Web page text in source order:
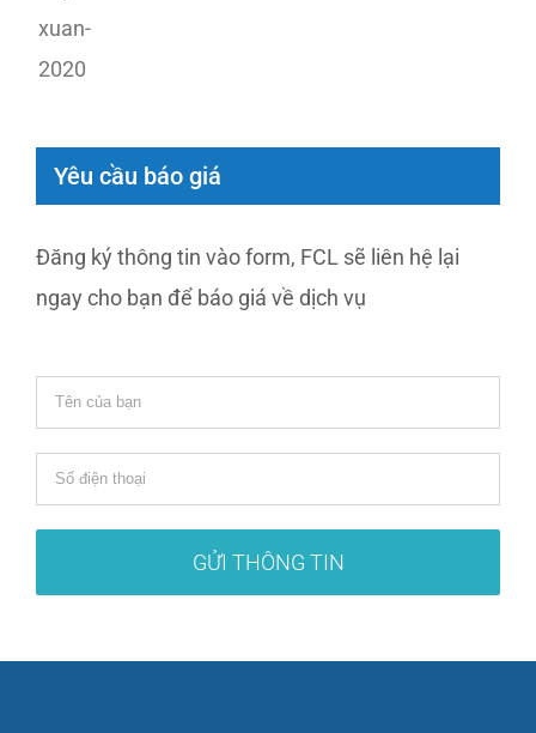
Yêu cầu báo giá
Đăng ký thông tin vào form, FCL sẽ liên hệ lại
ngay cho bạn để báo giá về dịch vụ